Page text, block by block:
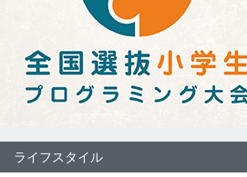
ライフスタイル